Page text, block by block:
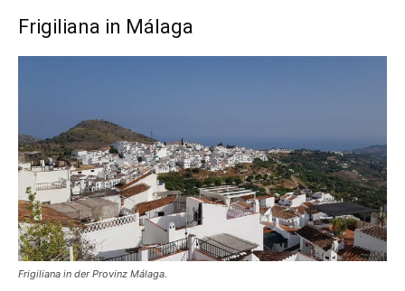
Frigiliana in Málaga
Frigiliana in der Provinz Málaga.